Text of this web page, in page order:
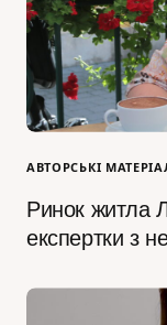
АВТОРСЬКІ
Ринок житла
експертки з